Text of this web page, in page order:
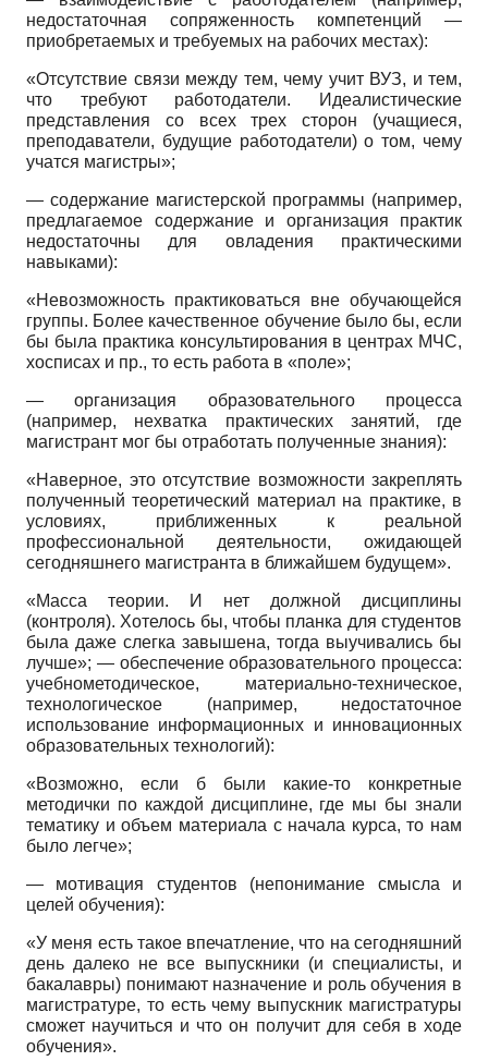
недостаточная сопряженность компетенций —
приобретаемых и требуемых на рабочих местах):
«Отсутствие связи между тем, чему учит ВУЗ, и тем,
что требуют работодатели. Идеалистические
представления со всех трех сторон (учащиеся,
преподаватели, будущие работодатели) о том, чему
учатся магистры»;
— содержание магистерской программы (например,
предлагаемое содержание и организация практик
недостаточны для овладения практическими
навыками):
«Невозможность практиковаться вне обучающейся
группы. Более качественное обучение было бы, если
бы была практика консультирования в центрах МЧС,
хосписах и пр., то есть работа в «поле»;
— организация образовательного процесса
(например, нехватка практических занятий, где
магистрант мог бы отработать полученные знания):
«Наверное, это отсутствие возможности закреплять
полученный теоретический материал на практике, в
условиях, приближенных к реальной
профессиональной деятельности, ожидающей
сегодняшнего магистранта в ближайшем будущем».
«Масса теории. И нет должной дисциплины
(контроля). Хотелось бы, чтобы планка для студентов
была даже слегка завышена, тогда выучивались бы
лучше»; — обеспечение образовательного процесса:
учебно­методическое, материально-техническое,
технологическое (например, недостаточное
использование информационных и инновационных
образовательных технологий):
«Возможно, если б были какие-то конкретные
методички по каждой дисциплине, где мы бы знали
тематику и объем материала с начала курса, то нам
было легче»;
— мотивация студентов (непонимание смысла и
целей обучения):
«У меня есть такое впечатление, что на сегодняшний
день далеко не все выпускники (и специалисты, и
бакалавры) понимают назначение и роль обучения в
магистратуре, то есть чему выпускник магистратуры
сможет научиться и что он получит для себя в ходе
обучения».